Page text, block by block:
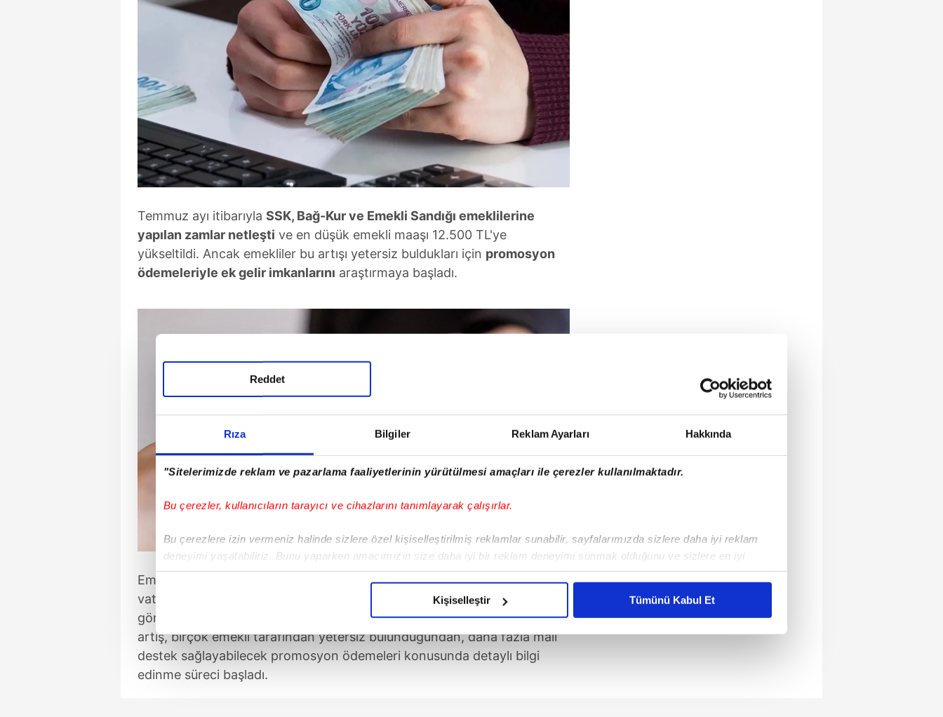
Rıza Bilgiler Reklam Ayarları Hakkında
"Sitelerimizde reklam ve pazarlama faaliyetlerinin yürütülmesi amaçları ile çerezler kullanılmaktadır.
Bu çerezler, kullanıcıların tarayıcı ve cihazlarını tanımlayarak çalışırlar.
Bu çerezlere izin vermeniz halinde sizlere özel kişiselleştirilmiş reklamlar sunabilir, sayfalarımızda sizlere daha iyi reklam
deneyimi yaşatabiliriz. Bunu yaparken amacımızın size daha iyi bir reklam deneyimi sunmak olduğunu ve sizlere en iyi
içerikleri sunabilmek adına elimizden gelen çabayı gösterdiğimizi ve bu noktada, reklamların maliyetlerimizi karşılamak
Sizlere daha iyi bir hizmet sunabilmek için İnternet Sitemizde kendimize ve üçüncü kişilere ait çerezler kullanılmaktadır. Bu
çerezler vasıtasıyla çeşitli kişisel verileriniz işlenmekte olup gerekli olan çerezler bilgi toplumu hizmetlerinin sunulması
Reddet
Kişiselleştir Tümünü Kabul Et
Temmuz ayı itibarıyla SSK, Bağ-Kur ve Emekli Sandığı emeklilerine
yapılan zamlar netleşti ve en düşük emekli maaşı 12.500 TL'ye
yükseltildi. Ancak emekliler bu artışı yetersiz buldukları için promosyon
ödemeleriyle ek gelir imkanlarını araştırmaya başladı.
Emeklilik fonlarından SSK, BağKur ve Emekli Sandığı'na bağlı
vatandaşların maaşları, Temmuz'daki enflasyon verilerinin ardından artış
gördü. Minimum emekli maaşı 10.000 TL'den 12.500 TL'ye çıktı. Ancak bu
artış, birçok emekli tarafından yetersiz bulunduğundan, daha fazla mali
destek sağlayabilecek promosyon ödemeleri konusunda detaylı bilgi
edinme süreci başladı.